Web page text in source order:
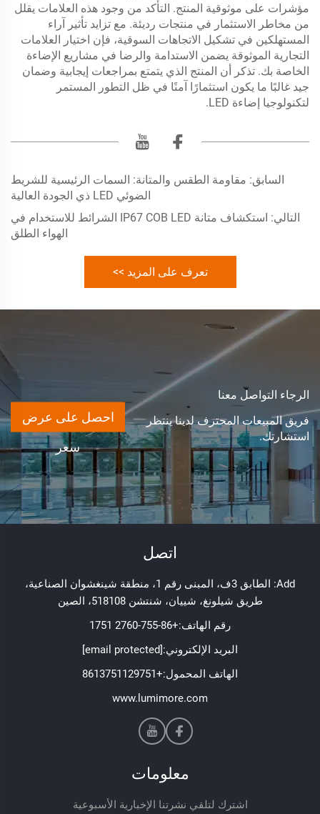
مؤشرات على موثوقية المنتج. التأكد من وجود هذه العلامات يقلل
من مخاطر الاستثمار في منتجات رديئة. مع تزايد تأثير آراء
المستهلكين في تشكيل الاتجاهات السوقية، فإن اختيار العلامات
التجارية الموثوقة يضمن الاستدامة والرضا في مشاريع الإضاءة
الخاصة بك. تذكر أن المنتج الذي يتمتع بمراجعات إيجابية وضمان
جيد غالبًا ما يكون استثمارًا آمنًا في ظل التطور المستمر
لتكنولوجيا إضاءة LED.
السابق:مقاومة الطقس والمتانة: السمات الرئيسية للشريط
الضوئي LED ذي الجودة العالية
التالي:
استكشاف متانة IP67 COB LED الشرائط للاستخدام في
الهواء الطلق
تعرف على المزيد >>
الرجاء التواصل معنا
فريق المبيعات المحترف لدينا ينتظر
استشارتك.
احصل على عرض
سعر
اتصل
Add: الطابق 3ف، المبنى رقم 1، منطقة شينغشوان الصناعية،
طريق شيلونغ، شييان، شنتشن 518108، الصين
رقم الهاتف:+86-755-2760 1751
البريد الإلكتروني:[email protected]
الهاتف المحمول:+8613751129751
www.lumimore.com
معلومات
اشترك لتلقي نشرتنا الإخبارية الأسبوعية